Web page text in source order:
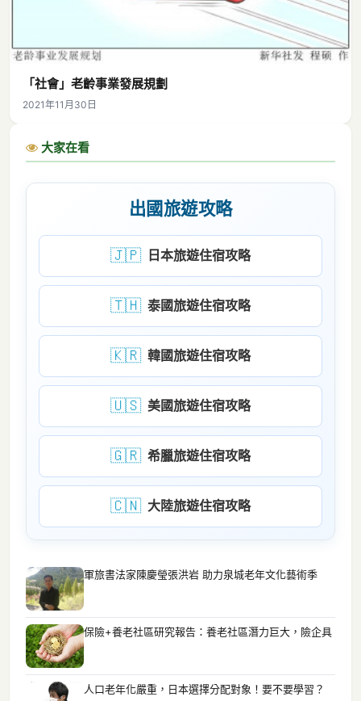
「社會」老齡事業發展規劃
2021年11月30日
大家在看
出國旅遊攻略
🇯🇵 日本旅遊住宿攻略
🇹🇭 泰國旅遊住宿攻略
🇰🇷 韓國旅遊住宿攻略
🇺🇸 美國旅遊住宿攻略
🇬🇷 希臘旅遊住宿攻略
🇨🇳 大陸旅遊住宿攻略
軍旅書法家陳慶瑩張洪岩 助力泉城老年文化藝術季
保險+養老社區研究報告：養老社區潛力巨大，險企具
人口老年化嚴重，日本選擇分配對象！要不要學習？